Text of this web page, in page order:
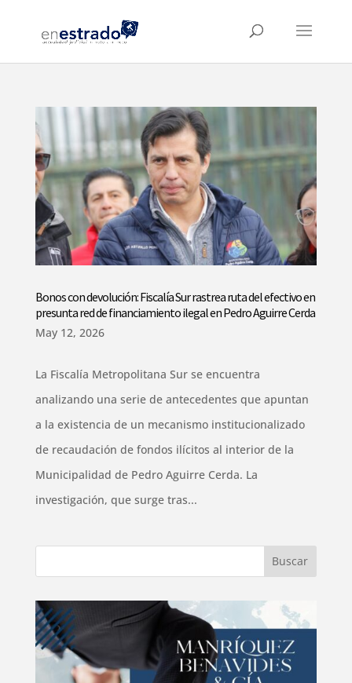
Bonos con devolución: Fiscalía Sur rastrea ruta del efectivo en
presunta red de financiamiento ilegal en Pedro Aguirre Cerda
May 12, 2026
La Fiscalía Metropolitana Sur se encuentra
analizando una serie de antecedentes que apuntan
a la existencia de un mecanismo institucionalizado
de recaudación de fondos ilícitos al interior de la
Municipalidad de Pedro Aguirre Cerda. La
investigación, que surge tras...